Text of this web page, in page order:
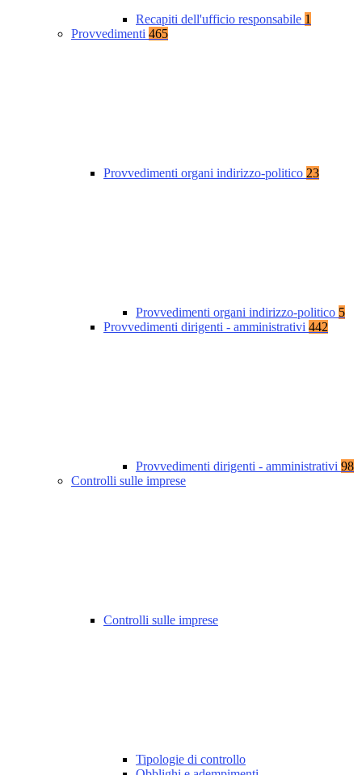
Recapiti dell'ufficio responsabile 1
Provvedimenti 465
Provvedimenti organi indirizzo-politico 23
Provvedimenti organi indirizzo-politico 5
Provvedimenti dirigenti - amministrativi 442
Provvedimenti dirigenti - amministrativi 98
Controlli sulle imprese
Controlli sulle imprese
Tipologie di controllo